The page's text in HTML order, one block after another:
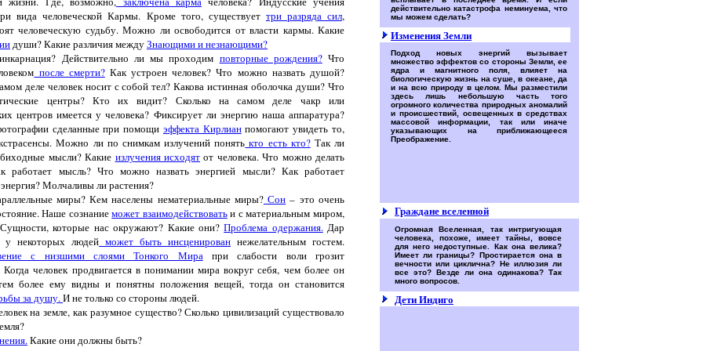
вида человеческой Кармы. Кроме того, существует три разряда сил,
человеческую судьбу. Можно ли освободится от власти кармы. Какие
души? Какие различия междуЗнающими и незнающими?
Действительно ли мы проходим повторные рождения?Что
после смерти?Как устроен человек? Что можно назвать душой?
деле человек носит с собой тел? Какова истинная оболочка души? Что
центры? Кто их видит? Сколько на самом деле чакр или
центров имеется у человека? Фиксирует ли энергию наша аппаратура?
сделанные при помощи эффекта Кирлианпомогают увидеть то,
Можно ли по снимкам излучений понять кто есть кто?Так ли
мысли? Какие излучения исходят от человека. Что можно делать
работает мысль? Что можно назвать энергией мысли? Как работает
Молчаливы ли растения?
миры? Кем населены нематериальные миры?Сон – это очень
Наше сознаниеможет взаимодействоватьи с материальным миром,
которые нас окружают? Какие они?Проблема одержания.Дар
у некоторых людей может быть инсценирован нежелательным гостем.
с низшими слоями Тонкого Мирапри слабости воли грозит
человек продвигается в понимании мира вокруг себя, чем более он
тем более ему видны и понятны положения вещей, тогда он становится
за душу.И не только со стороны людей.
на земле, как разумное существо? Сколько цивилизаций существовало
Какие они должны быть?
действительно катастрофа неминуема, что
мы можем сделать?
Изменения Земли
Подход новых энергий вызывает
множество эффектов со стороны Земли, ее
ядра и магнитного поля, влияет на
биологическую жизнь на суше, в океане, да
и на всю природу в целом. Мы разместили
здесь лишь небольшую часть того
огромного количества природных аномалий
и происшествий, освещенных в средствах
массовой информации, так или иначе
указывающих на приближающееся
Преображение.
Граждане вселенной
Огромная Вселенная, так интригующая
человека, похоже, имеет тайны, вовсе
для него недоступные. Как она велика?
Имеет ли границы? Простирается она в
вечности или циклична? Не иллюзия ли
все это? Везде ли она одинакова? Так
много вопросов.
Дети Индиго